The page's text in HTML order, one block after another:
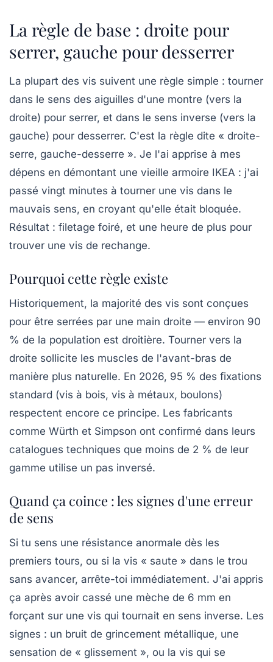
La règle de base : droite pour
serrer, gauche pour desserrer
La plupart des vis suivent une règle simple : tourner
dans le sens des aiguilles d'une montre (vers la
droite) pour serrer, et dans le sens inverse (vers la
gauche) pour desserrer. C'est la règle dite « droite-
serre, gauche-desserre ». Je l'ai apprise à mes
dépens en démontant une vieille armoire IKEA : j'ai
passé vingt minutes à tourner une vis dans le
mauvais sens, en croyant qu'elle était bloquée.
Résultat : filetage foiré, et une heure de plus pour
trouver une vis de rechange.
Pourquoi cette règle existe
Historiquement, la majorité des vis sont conçues
pour être serrées par une main droite — environ 90
% de la population est droitière. Tourner vers la
droite sollicite les muscles de l'avant-bras de
manière plus naturelle. En 2026, 95 % des fixations
standard (vis à bois, vis à métaux, boulons)
respectent encore ce principe. Les fabricants
comme Würth et Simpson ont confirmé dans leurs
catalogues techniques que moins de 2 % de leur
gamme utilise un pas inversé.
Quand ça coince : les signes d'une erreur
de sens
Si tu sens une résistance anormale dès les
premiers tours, ou si la vis « saute » dans le trou
sans avancer, arrête-toi immédiatement. J'ai appris
ça après avoir cassé une mèche de 6 mm en
forçant sur une vis qui tournait en sens inverse. Les
signes : un bruit de grincement métallique, une
sensation de « glissement », ou la vis qui se